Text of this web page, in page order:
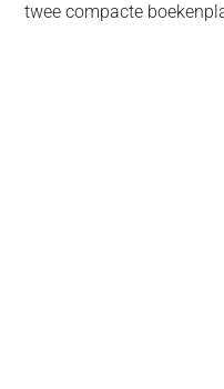
twee compacte